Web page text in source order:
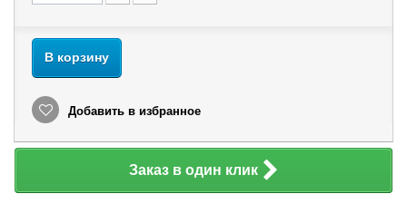
В корзину
Добавить в избранное
Заказ в один клик